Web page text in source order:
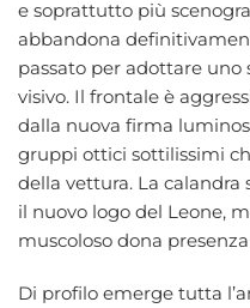
e soprattutto più
abbandona
passato per adottare
visivo. Il frontale è
dalla nuova firma
gruppi ottici sottilissimi
della vettura. La
il nuovo logo del Leone,
muscoloso dona
Di profilo emerge tutta